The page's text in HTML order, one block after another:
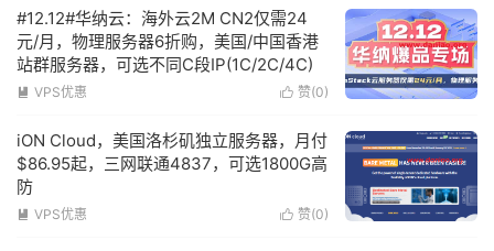
#12.12#华纳云：海外云2M CN2仅需24
元/月，物理服务器6折购，美国/中国香港
站群服务器，可选不同C段IP(1C/2C/4C)
 赞(0)
 VPS优惠
iON Cloud，美国洛杉矶独立服务器，月付
$86.95起，三网联通4837，可选1800G高
防
 赞(0)
 VPS优惠